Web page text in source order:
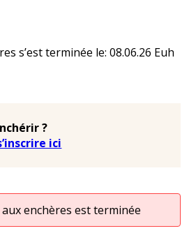
s’est terminée le:08.06.26 Euh
?
ici
enchères est terminée